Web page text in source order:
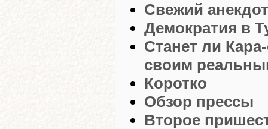
Свежий анекдот
Демократия в
Станет ли
своим
Коротко
Обзор прессы
Второе